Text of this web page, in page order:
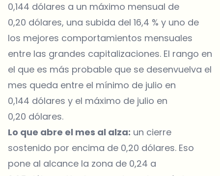
0,144 dólares a un máximo mensual de
0,20 dólares, una subida del 16,4 % y uno de
los mejores comportamientos mensuales
entre las grandes capitalizaciones. El rango en
el que es más probable que se desenvuelva el
mes queda entre el mínimo de julio en
0,144 dólares y el máximo de julio en
0,20 dólares.
Lo que abre el mes al alza: un cierre
sostenido por encima de 0,20 dólares. Eso
pone al alcance la zona de 0,24 a